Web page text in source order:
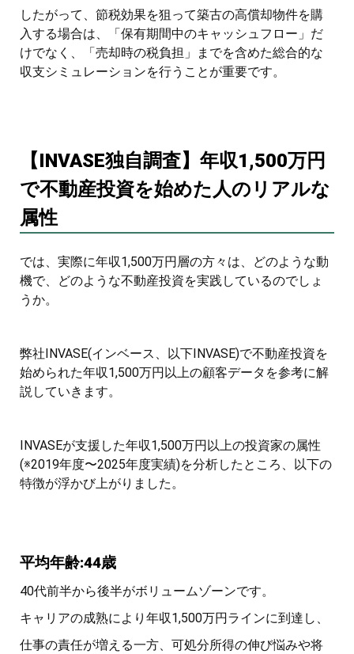
したがって、節税効果を狙って築古の高償却物件を購
入する場合は、「保有期間中のキャッシュフロー」だ
けでなく、「売却時の税負担」までを含めた総合的な
収支シミュレーションを行うことが重要です。
【INVASE独自調査】年収1,500万円
で不動産投資を始めた人のリアルな
属性
では、実際に年収1,500万円層の方々は、どのような動
機で、どのような不動産投資を実践しているのでしょ
うか。
弊社INVASE(インベース、以下INVASE)で不動産投資を
始められた年収1,500万円以上の顧客データを参考に解
説していきます。
INVASEが支援した年収1,500万円以上の投資家の属性
(※2019年度〜2025年度実績)を分析したところ、以下の
特徴が浮かび上がりました。
平均年齢:44歳
40代前半から後半がボリュームゾーンです。
キャリアの成熟により年収1,500万円ラインに到達し、
仕事の責任が増える一方、可処分所得の伸び悩みや将